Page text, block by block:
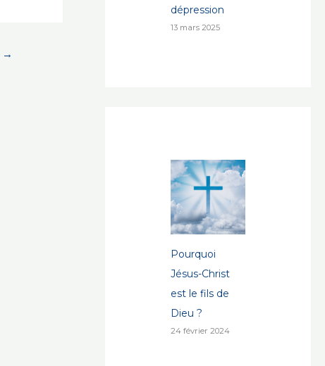
→
dépression
13 mars 2025
Pourquoi
Jésus-Christ
est le fils de
Dieu ?
24 février 2024